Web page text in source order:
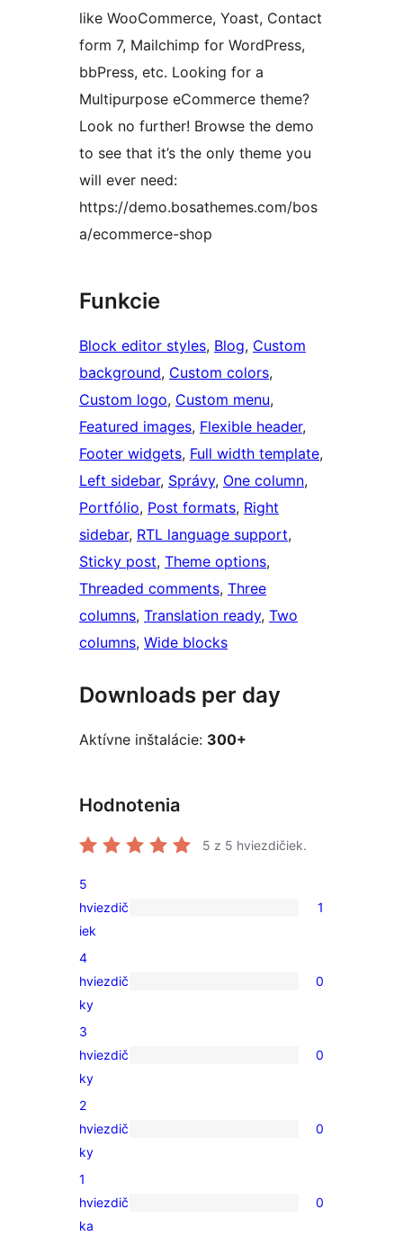
like WooCommerce, Yoast, Contact
form 7, Mailchimp for WordPress,
bbPress, etc. Looking for a
Multipurpose eCommerce theme?
Look no further! Browse the demo
to see that it’s the only theme you
will ever need:
https://demo.bosathemes.com/bos
a/ecommerce-shop
Funkcie
Block editor styles, Blog, Custom
background, Custom colors
Custom logo, Custom menu
Featured images, Flexible header
Footer widgets, Full width template
Left sidebar, Správy, One column
Portfólio, Post formats, Right
sidebar, RTL language support
Sticky post, Theme options
Threaded comments, Three
columns, Translation ready, Two
columns, Wide blocks
Downloads per day
Aktívne inštalácie: 300+
Hodnotenia
5 z 5 hviezdičiek.
1
recenzia
s
5-
hviezdičkovým
hodnotením
5
hviezdič
iek
1
0
recenzií
s
4-
hviezdičkovým
hodnotením
4
hviezdič
ky
0
0
recenzií
s
3-
hviezdičkovým
hodnotením
3
hviezdič
ky
0
0
recenzií
s
2-
hviezdičkovým
2
hviezdič
ky
0
0
recenzií
1
hviezdič
ka
0